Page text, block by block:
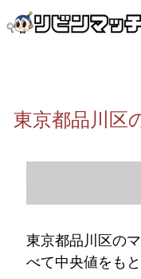
東京都品川区
東京都品川区の
東京都品川区の
べて中央値をも